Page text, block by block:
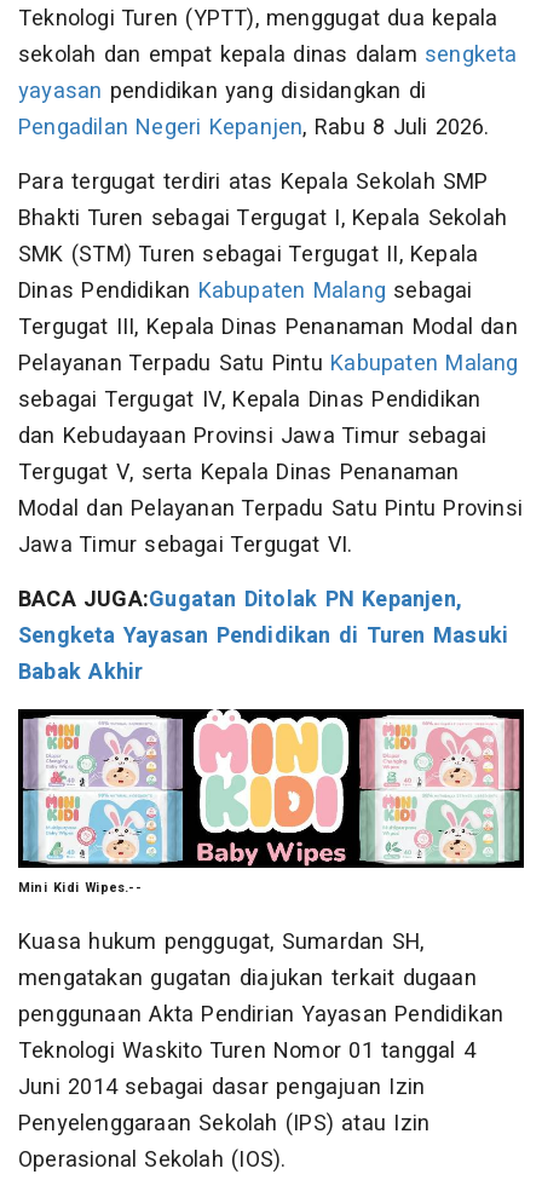
Teknologi Turen (YPTT), menggugat dua kepala
sekolah dan empat kepala dinas dalam sengketa
yayasan pendidikan yang disidangkan di
Pengadilan Negeri Kepanjen, Rabu 8 Juli 2026.
Para tergugat terdiri atas Kepala Sekolah SMP
Bhakti Turen sebagai Tergugat I, Kepala Sekolah
SMK (STM) Turen sebagai Tergugat II, Kepala
Dinas Pendidikan Kabupaten Malang sebagai
Tergugat III, Kepala Dinas Penanaman Modal dan
Pelayanan Terpadu Satu Pintu Kabupaten Malang
sebagai Tergugat IV, Kepala Dinas Pendidikan
dan Kebudayaan Provinsi Jawa Timur sebagai
Tergugat V, serta Kepala Dinas Penanaman
Modal dan Pelayanan Terpadu Satu Pintu Provinsi
Jawa Timur sebagai Tergugat VI.
BACA JUGA:Gugatan Ditolak PN Kepanjen,
Sengketa Yayasan Pendidikan di Turen Masuki
Babak Akhir
Mini Kidi Wipes.--
Kuasa hukum penggugat, Sumardan SH,
mengatakan gugatan diajukan terkait dugaan
penggunaan Akta Pendirian Yayasan Pendidikan
Teknologi Waskito Turen Nomor 01 tanggal 4
Juni 2014 sebagai dasar pengajuan Izin
Penyelenggaraan Sekolah (IPS) atau Izin
Operasional Sekolah (IOS).